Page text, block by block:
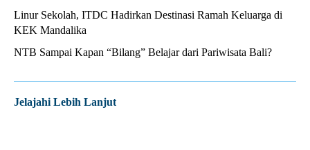
Linur Sekolah, ITDC Hadirkan Destinasi Ramah Keluarga di
KEK Mandalika
NTB Sampai Kapan “Bilang” Belajar dari Pariwisata Bali?
Jelajahi Lebih Lanjut